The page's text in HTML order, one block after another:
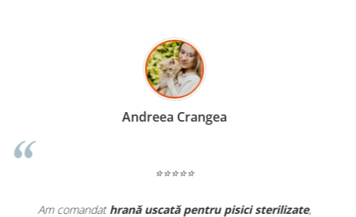
Madalina Stancea
⭐⭐⭐⭐⭐
Apreciez foarte mult faptul că peehranaanimale.rogăsesc nu